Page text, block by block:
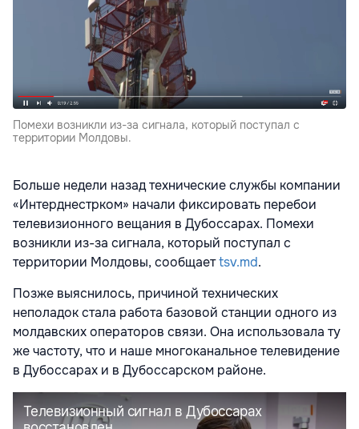
Помехи возникли из-за сигнала, который поступал с
территории Молдовы.
Больше недели назад технические службы компании
«Интерднестрком» начали фиксировать перебои
телевизионного вещания в Дубоссарах. Помехи
возникли из-за сигнала, который поступал с
территории Молдовы, сообщаетtsv.md.
Позже выяснилось, причиной технических
неполадок стала работа базовой станции одного из
молдавских операторов связи. Она использовала ту
же частоту, что и наше многоканальное телевидение
в Дубоссарах и в Дубоссарском районе.